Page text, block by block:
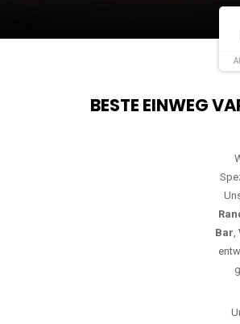
BESTE EINWEG
Bar,